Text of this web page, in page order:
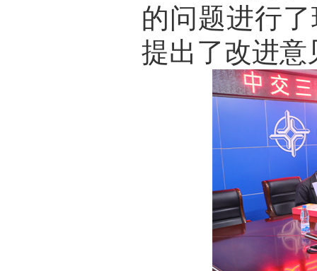
的问题进行
提出了改进意